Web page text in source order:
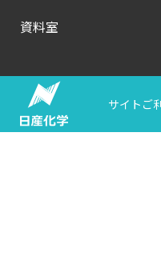
資料室
サイトご